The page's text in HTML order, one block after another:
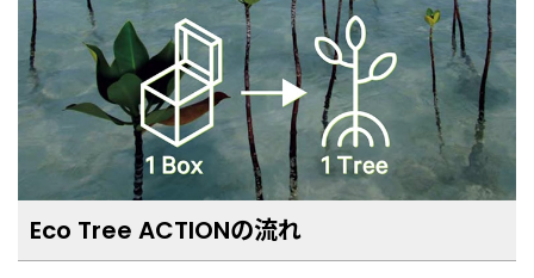
Eco Tree ACTIONの流れ